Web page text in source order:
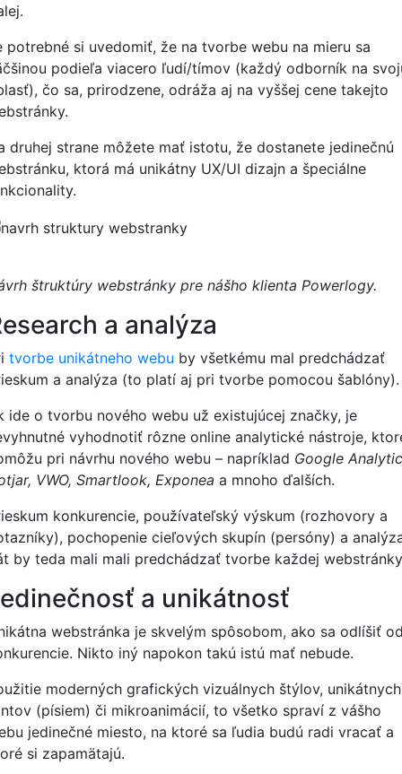
potrebné si uvedomiť, že na tvorbe webu na mieru sa
podieľa viacero ľudí/tímov (každý odborník na
čo sa, prirodzene, odráža aj na vyššej cene takejto
druhej strane môžete mať istotu, že dostanete jedinečnú
ktorá má unikátny UX/UI dizajn a špeciálne
štruktúry webstránky pre nášho klienta Powerlogy.
a analýza
tvorbe unikátneho webu by všetkému mal predchádzať
a analýza (to platí aj pri tvorbe pomocou šablóny).
ide o tvorbu nového webu už existujúcej značky, je
vyhodnotiť rôzne online analytické nástroje,
pri návrhu nového webu – napríklad Google
VWO, Smartlook, Exponea a mnoho ďalších.
konkurencie, používateľský výskum (rozhovory a
pochopenie cieľových skupín (persóny) a
by teda mali mali predchádzať tvorbe každej
a unikátnosť
webstránka je skvelým spôsobom, ako sa odlíšiť
Nikto iný napokon takú istú mať nebude.
moderných grafických vizuálnych štýlov, unikátnych
(písiem) či mikroanimácií, to všetko spraví z vášho
jedinečné miesto, na ktoré sa ľudia budú radi vracať a
si zapamätajú.